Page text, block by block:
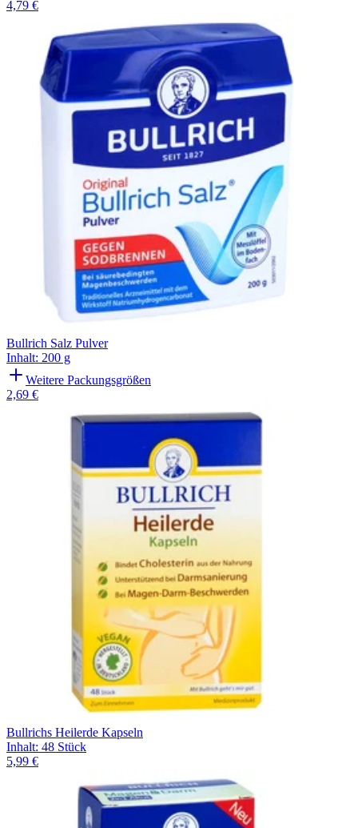
4,79 €
Bullrich Salz Pulver
Inhalt: 200 g
Weitere Packungsgrößen
2,69 €
Bullrichs Heilerde Kapseln
Inhalt: 48 Stück
5,99 €